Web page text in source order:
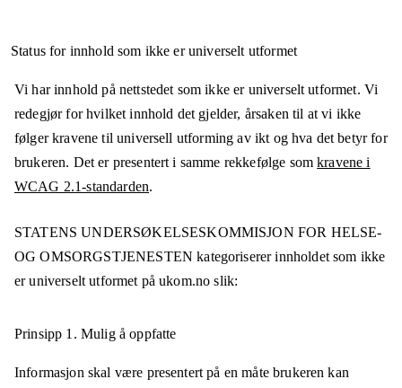
Status for innhold som ikke er universelt utformet
Vi har innhold på nettstedet som ikke er universelt utformet. Vi
redegjør for hvilket innhold det gjelder, årsaken til at vi ikke
følger kravene til universell utforming av ikt og hva det betyr for
brukeren. Det er presentert i samme rekkefølge somkravene i
WCAG 2.1-standarden.
STATENS UNDERSØKELSESKOMMISJON FOR HELSE-
OG OMSORGSTJENESTEN kategoriserer innholdet som ikke
er universelt utformet påukom.no slik:
Prinsipp 1. Mulig å oppfatte
Informasjon skal være presentert på en måte brukeren kan